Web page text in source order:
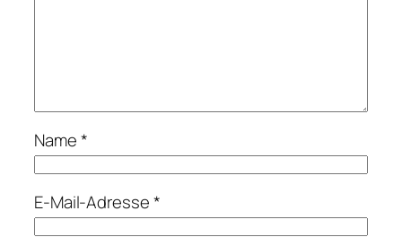
Name*
E-Mail-Adresse*